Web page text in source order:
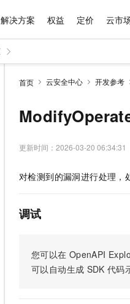
解决方案 权益 定价 云市
首页 云安全中心 开发参考
更新时间： 2026-03-20 06:34:31
对检测到的漏洞进行处理，
调试
您可以在 OpenAPI
可以自动生成 SDK 代码
千问AI平台
Qwen3-VL-Plus
精选产品
多元化、高性能、安全可靠的大模型服
无影云电脑
随时随地安全接入的云上超级电脑
云解析DNS
面向分析的企业级SaaS模式云数据
精选解决方案
HappyHorse 打造一站式影视创作
快速拥有专属 OpenClaw
普惠上云
推荐新用户得奖励，单订单最高返9万
云工开物
高校专属算力普惠，学生认证享300
免费试用
最高领取价值200元试用点，立即开
产品定价
了解云产品的定价详情
云上成本管理
管理和优化成本
精选商城
多端小程序
观测云
Tuya 物联网平台阿里云版
电子合同
成为销售伙伴
咨询伙伴
销售伙伴合作计划
无影生态合作计划
Consulting Partner 合作计划
售前咨询
自助服务
在线服务
短信专区
为什么选择阿里云
技术领先
分析师报告
研究报告与白皮书
AI 算法大赛